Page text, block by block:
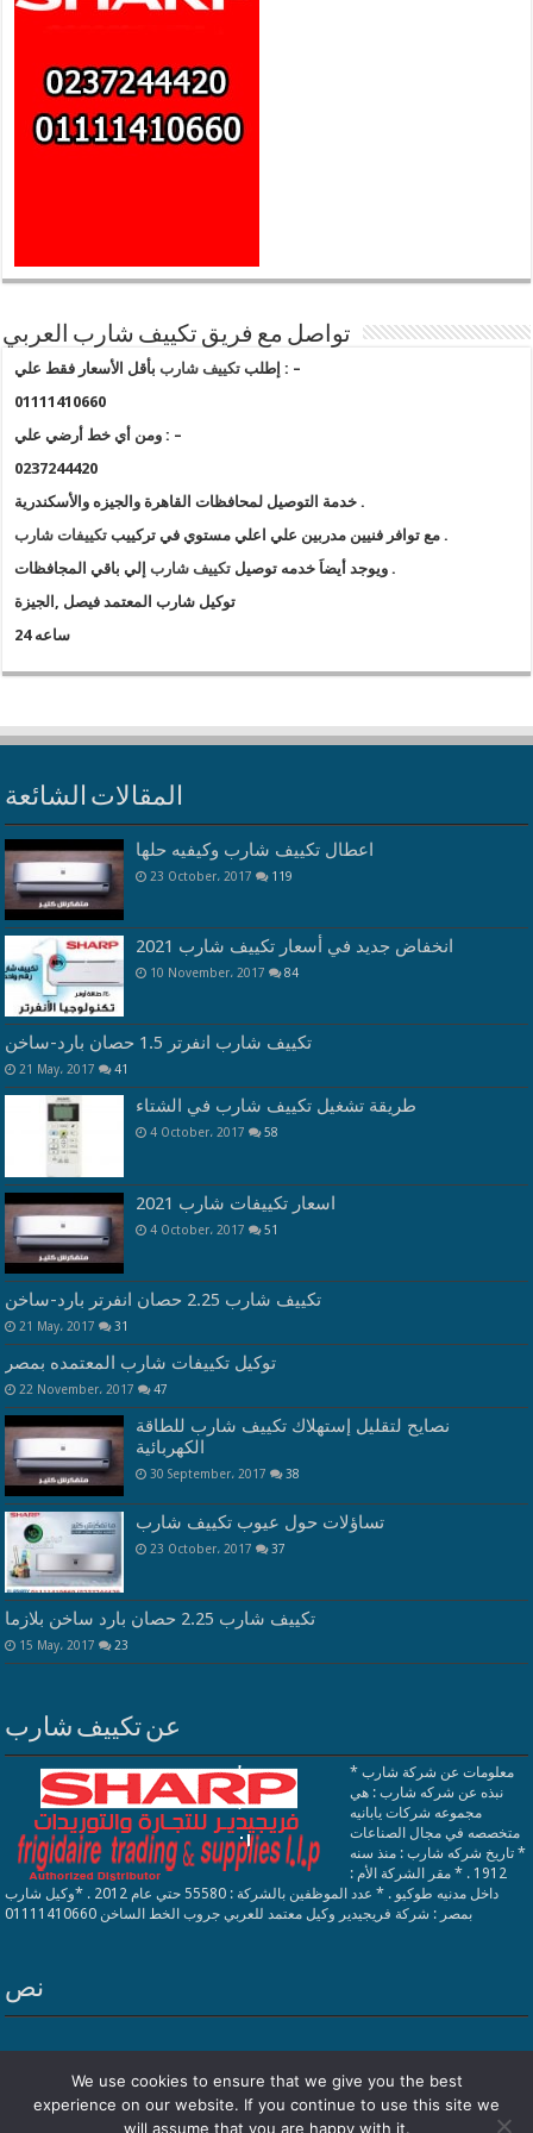
تواصل مع فريق تكييف شارب العربي
إطلب تكييف شارب
بأقل الأسعار فقط علي : –
01111410660
ومن أي خط أرضي علي : –
0237244420
خدمة التوصيل لمحافظات القاهرة والجيزه والأسكندرية .
مع توافر فنيين مدربين علي اعلي مستوي في تركييب تكييفات شارب
.
ويوجد أيضاَ خدمه توصيل تكييف شارب
إلي باقي المجافظات .
المقالات الشائعة
اعطال تكييف شارب وكيفيه حلها
23 October، 2017 119
انخفاض جديد في أسعار تكييف شارب 2021
10 November، 2017 84
تكييف شارب انفرتر 1.5 حصان بارد-ساخن
21 May، 2017 41
طريقة تشغيل تكييف شارب في الشتاء
4 October، 2017 58
اسعار تكييفات شارب 2021
4 October، 2017 51
تكييف شارب 2.25 حصان انفرتر بارد-ساخن
21 May، 2017 31
توكيل تكييفات شارب المعتمده بمصر
22 November، 2017 47
نصايح لتقليل إستهلاك تكييف شارب للطاقة
الكهربائية
30 September، 2017 38
تساؤلات حول عيوب تكييف شارب
23 October، 2017 37
تكييف شارب 2.25 حصان بارد ساخن بلازما
15 May، 2017 23
عن تكييف شارب
معلومات عن شركة شارب *
نبذه عن شركه شارب : هي
مجموعه شركات يابانيه
متخصصه في مجال الصناعات
* تاريخ شركه شارب : منذ سنه
1912 . * مقر الشركة الأم :
داخل مدنيه طوكيو . * عدد الموظفين بالشركة : 55580 حتي عام 2012 . *وكيل شارب
بمصر : شركة فريجيدير وكيل معتمد للعربي جروب الخط الساخن 01111410660
نص
Powered byتكييف شارب| Designed byفريجيدير
We use cookies to ensure that we give you the best
experience on our website. If you continue to use this site we
will assume that you are happy with it.